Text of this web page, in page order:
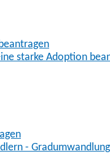
starke Adoption
-